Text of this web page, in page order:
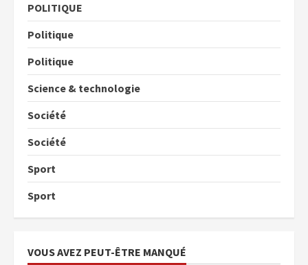
POLITIQUE
Politique
Politique
Science & technologie
Société
Société
Sport
Sport
VOUS AVEZ PEUT-ÊTRE MANQUÉ